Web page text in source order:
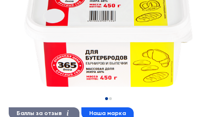
Баллы за отзыв Наша марка